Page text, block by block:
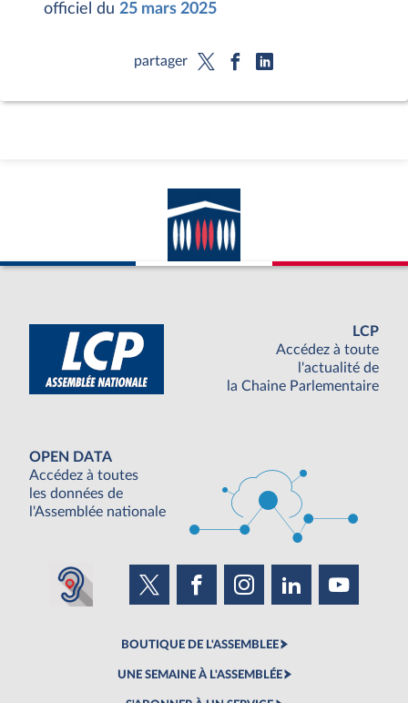
officiel du 25 mars 2025
partager
LCP
Accédez à toute
l'actualité de
la Chaine Parlementaire
OPEN DATA
Accédez à toutes
les données de
l'Assemblée nationale
BOUTIQUE DE L'ASSEMBLEE
UNE SEMAINE À L'ASSEMBLÉE